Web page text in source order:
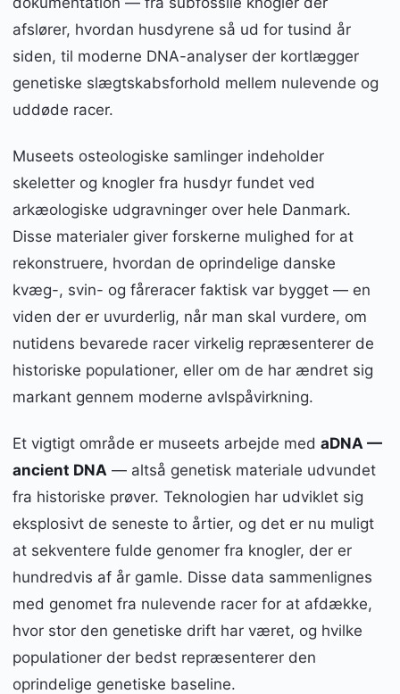
afslører, hvordan husdyrene så ud for tusind år
siden, til moderne DNA-analyser der kortlægger
genetiske slægtskabsforhold mellem nulevende og
uddøde racer.
Museets osteologiske samlinger indeholder
skeletter og knogler fra husdyr fundet ved
arkæologiske udgravninger over hele Danmark.
Disse materialer giver forskerne mulighed for at
rekonstruere, hvordan de oprindelige danske
kvæg-, svin- og fåreracer faktisk var bygget — en
viden der er uvurderlig, når man skal vurdere, om
nutidens bevarede racer virkelig repræsenterer de
historiske populationer, eller om de har ændret sig
markant gennem moderne avlspåvirkning.
Et vigtigt område er museets arbejde med aDNA —
ancient DNA — altså genetisk materiale udvundet
fra historiske prøver. Teknologien har udviklet sig
eksplosivt de seneste to årtier, og det er nu muligt
at sekventere fulde genomer fra knogler, der er
hundredvis af år gamle. Disse data sammenlignes
med genomet fra nulevende racer for at afdække,
hvor stor den genetiske drift har været, og hvilke
populationer der bedst repræsenterer den
oprindelige genetiske baseline.